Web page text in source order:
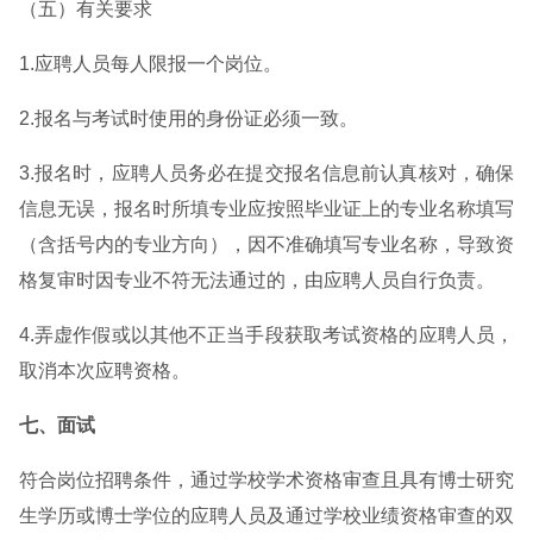
（五）有关要求
1.应聘人员每人限报一个岗位。
2.报名与考试时使用的身份证必须一致。
3.报名时，应聘人员务必在提交报名信息前认真核对，确保
信息无误，报名时所填专业应按照毕业证上的专业名称填写
（含括号内的专业方向），因不准确填写专业名称，导致资
格复审时因专业不符无法通过的，由应聘人员自行负责。
4.弄虚作假或以其他不正当手段获取考试资格的应聘人员，
取消本次应聘资格。
七、面试
符合岗位招聘条件，通过学校学术资格审查且具有博士研究
生学历或博士学位的应聘人员及通过学校业绩资格审查的双